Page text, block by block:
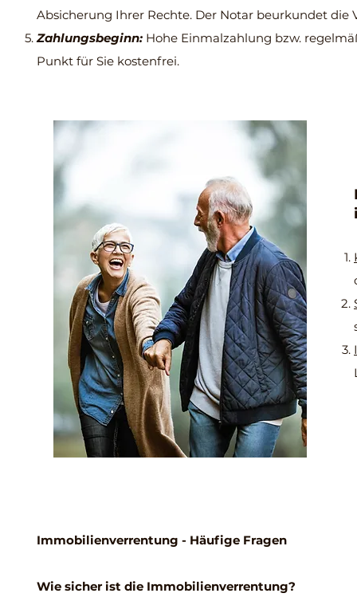
Absicherung Ihrer Rechte. Der Notar beurkundet die
Zahlungsbeginn: Hohe Einmalzahlung bzw.
Punkt für Sie kostenfrei.
Immobilienverrentung - Häufige Fragen
Wie sicher ist die Immobilienverrentung?